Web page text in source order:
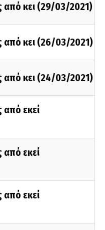
από κει (29/03/2021)
από κει (26/03/2021)
από κει (24/03/2021)
εκεί
εκεί
εκεί